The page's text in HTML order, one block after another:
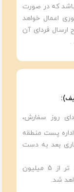
تومان میباشد که در صورت
اعمال خواهد
سفارشات بعد از ساعت ۱۰ صبح ارسال فردای آن
روز سفارش،
پست منطقه
بین ۲ الی ۶ روز کاری بعد به دست
«توجه داشته باشید برای خرید های بالا تر از 5 میلیون
شد.